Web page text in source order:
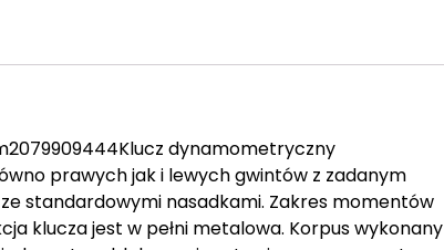
dynamometryczny
prawych jak i lewych gwintów z zadanym
standardowymi nasadkami. Zakres momentów
klucza jest w pełni metalowa. Korpus wykonany